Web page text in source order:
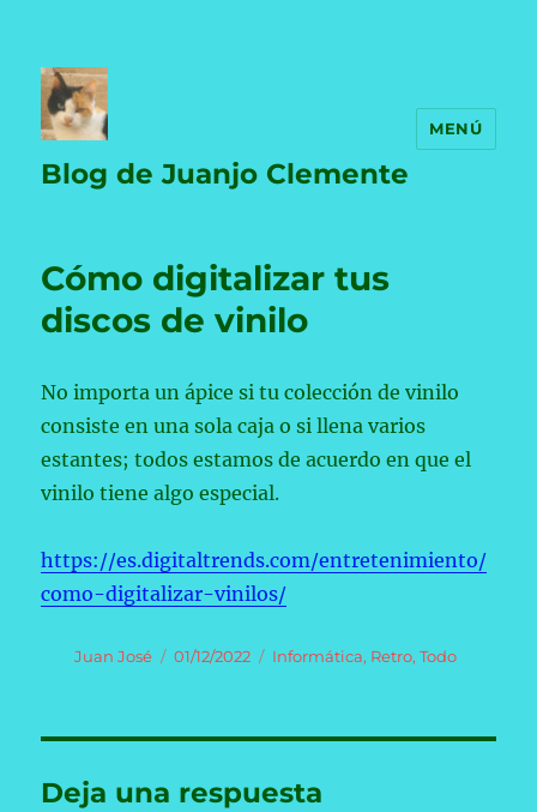
Blog de Juanjo Clemente
MENÚ
Cómo digitalizar tus
discos de vinilo
No importa un ápice si tu colección de vinilo
consiste en una sola caja o si llena varios
estantes; todos estamos de acuerdo en que el
vinilo tiene algo especial.
https://es.digitaltrends.com/entretenimiento/
como-digitalizar-vinilos/
Autor
Juan José
Publicado
01/12/2022 Categorías
Informática, Retro,Todo
Deja una respuesta